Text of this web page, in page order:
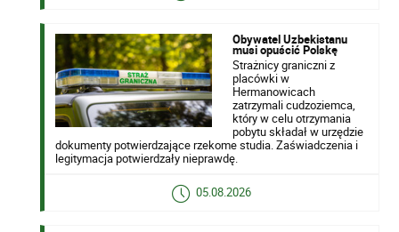
Obywatel Uzbekistanu
musi opuścić Polskę
Strażnicy graniczni z
placówki w
Hermanowicach
zatrzymali cudzoziemca,
który w celu otrzymania
pobytu składał w urzędzie
dokumenty potwierdzające rzekome studia. Zaświadczenia i
legitymacja potwierdzały nieprawdę.
05.08.2026